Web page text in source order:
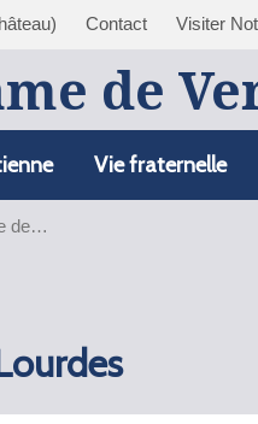
Contact Visiter
de
Vie fraternelle
de…